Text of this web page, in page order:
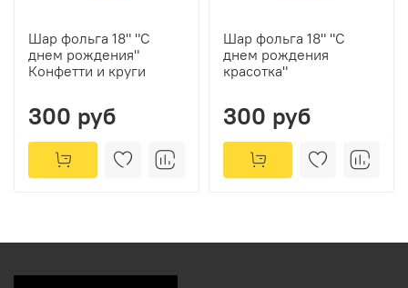
Шар фольга 18" "С
днем рождения"
Конфетти и круги
300 руб
Шар фольга 18" "С
днем рождения
красотка"
300 руб